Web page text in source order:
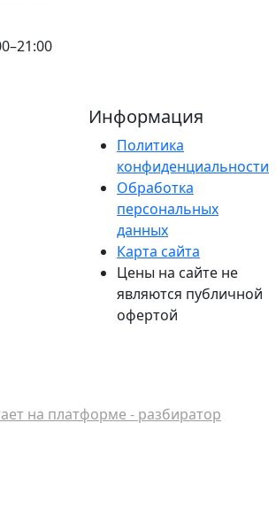
Информация
Политика
конфиденциальности
Обработка
персональных
данных
Карта сайта
Цены на сайте не
являются публичной
офертой
на платформе - разбиратор